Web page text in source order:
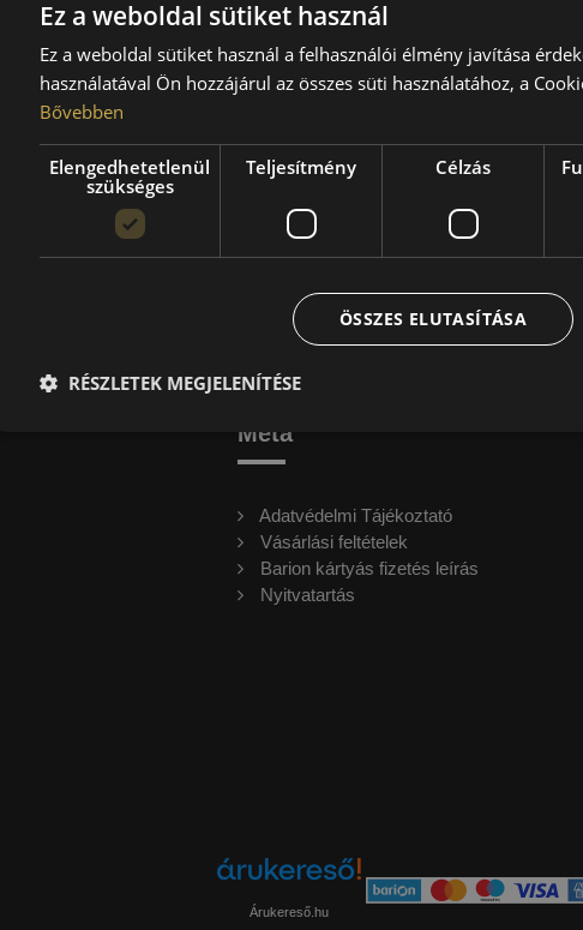
Téli
N=140 km/h
D
Meta
Adatvédelmi Tájékoztató
Vásárlási feltételek
Barion kártyás fizetés leírás
Nyitvatartás
Árukereső.hu
Ez a weboldal sütiket használ
Ez a weboldal sütiket használ a felhasználói élmény javítása
használatával Ön hozzájárul az összes süti használatához, a
Bővebben
Elengedhetetlenül
szükséges
Teljesítmény Célzás
ÖSSZES ELUTASÍTÁSA
RÉSZLETEK MEGJELENÍTÉSE